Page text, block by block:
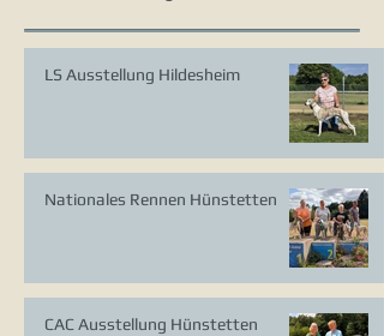
LS Ausstellung Hildesheim
Nationales Rennen Hünstetten
CAC Ausstellung Hünstetten